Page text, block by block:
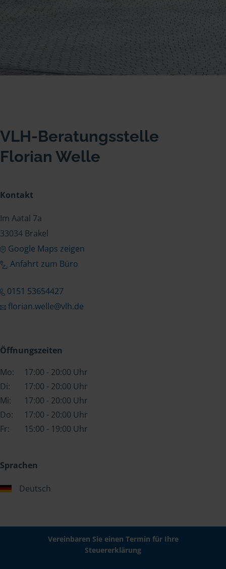
VLH-Beratungsstelle
Florian Welle
Kontakt
Im Aatal 7a
33034 Brakel
Google Maps zeigen
Anfahrt zum Büro
0151 53654427
florian.welle@vlh.de
Öffnungszeiten
Mo:
17:00 - 20:00 Uhr
Di:
17:00 - 20:00 Uhr
Mi:
17:00 - 20:00 Uhr
Do:
17:00 - 20:00 Uhr
Fr:
15:00 - 19:00 Uhr
Sprachen
Deutsch
Vereinbaren Sie einen Termin für Ihre
Steuererklärung